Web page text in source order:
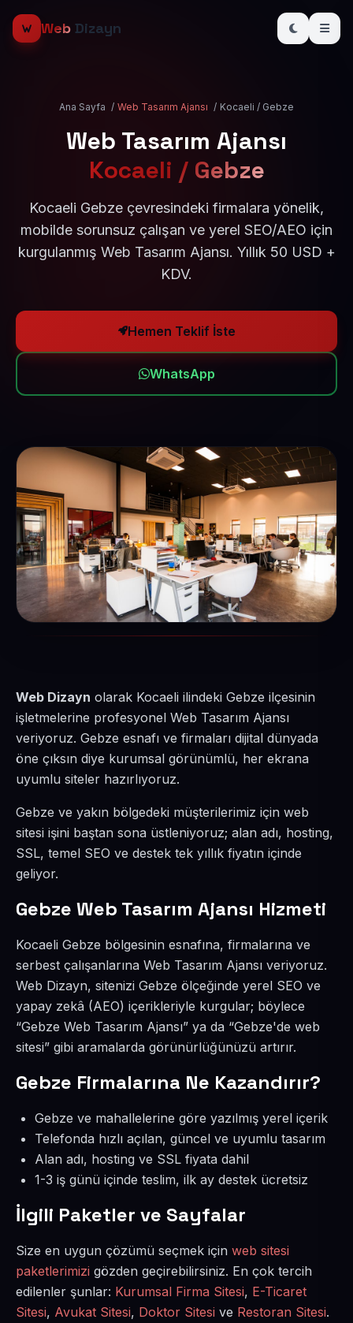
Web Dizayn
Ana Sayfa / Web Tasarım Ajansı / Kocaeli / Gebze
Web Tasarım Ajansı
Kocaeli / Gebze
Kocaeli Gebze çevresindeki firmalara yönelik,
mobilde sorunsuz çalışan ve yerel SEO/AEO için
kurgulanmış Web Tasarım Ajansı. Yıllık 50 USD +
KDV.
Hemen Teklif İste
WhatsApp
Web Dizayn olarak Kocaeli ilindeki Gebze ilçesinin
işletmelerine profesyonel Web Tasarım Ajansı
veriyoruz. Gebze esnafı ve firmaları dijital dünyada
öne çıksın diye kurumsal görünümlü, her ekrana
uyumlu siteler hazırlıyoruz.
Gebze ve yakın bölgedeki müşterilerimiz için web
sitesi işini baştan sona üstleniyoruz; alan adı, hosting,
SSL, temel SEO ve destek tek yıllık fiyatın içinde
geliyor.
Gebze Web Tasarım Ajansı Hizmeti
Kocaeli Gebze bölgesinin esnafına, firmalarına ve
serbest çalışanlarına Web Tasarım Ajansı veriyoruz.
Web Dizayn, sitenizi Gebze ölçeğinde yerel SEO ve
yapay zekâ (AEO) içerikleriyle kurgular; böylece
“Gebze Web Tasarım Ajansı” ya da “Gebze'de web
sitesi” gibi aramalarda görünürlüğünüzü artırır.
Gebze Firmalarına Ne Kazandırır?
Gebze ve mahallelerine göre yazılmış yerel içerik
Telefonda hızlı açılan, güncel ve uyumlu tasarım
Alan adı, hosting ve SSL fiyata dahil
1-3 iş günü içinde teslim, ilk ay destek ücretsiz
İlgili Paketler ve Sayfalar
Size en uygun çözümü seçmek için web sitesi
paketlerimizi gözden geçirebilirsiniz. En çok tercih
edilenler şunlar: Kurumsal Firma Sitesi, E-Ticaret
Sitesi, Avukat Sitesi, Doktor Sitesi ve Restoran Sitesi.